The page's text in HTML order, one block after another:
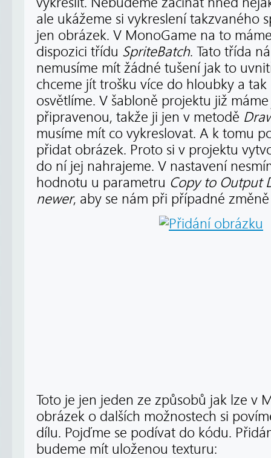
ale ukážeme si vykreslení takzvaného
jen obrázek. V MonoGame na to
dispozici třídu SpriteBatch. Tato třída
nemusíme mít žádné tušení jak to
chceme jít trošku více do hloubky a
osvětlíme. V šabloně projektu již
připravenou, takže ji jen v metodě
musíme mít co vykreslovat. A k tomu
přidat obrázek. Proto si v projektu
do ní jej nahrajeme. V nastavení
hodnotu u parametru Copy to Output
newer, aby se nám při případné
Toto je jen jeden ze způsobů jak lze v
obrázek o dalších možnostech si
dílu. Pojďme se podívat do kódu.
budeme mít uloženou texturu: